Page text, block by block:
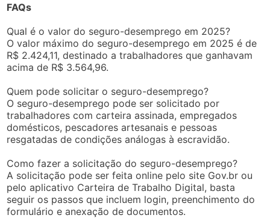
FAQs
Qual é o valor do seguro-desemprego em 2025?
O valor máximo do seguro-desemprego em 2025 é de
R$ 2.424,11, destinado a trabalhadores que ganhavam
acima de R$ 3.564,96.
Quem pode solicitar o seguro-desemprego?
O seguro-desemprego pode ser solicitado por
trabalhadores com carteira assinada, empregados
domésticos, pescadores artesanais e pessoas
resgatadas de condições análogas à escravidão.
Como fazer a solicitação do seguro-desemprego?
A solicitação pode ser feita online pelo site Gov.br ou
pelo aplicativo Carteira de Trabalho Digital, basta
seguir os passos que incluem login, preenchimento do
formulário e anexação de documentos.